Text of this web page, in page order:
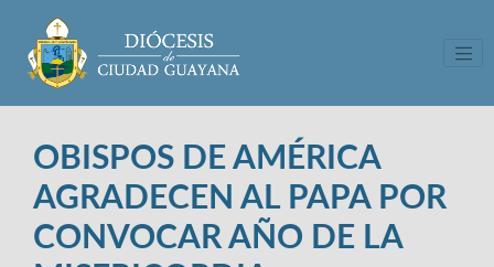
OBISPOS DE AMÉRICA
AGRADECEN AL PAPA POR
CONVOCAR AÑO DE LA